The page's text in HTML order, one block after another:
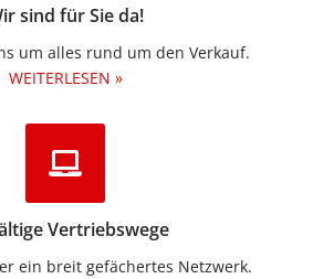
sind für Sie da!
um alles rund um den Verkauf.
WEITERLESEN »
Vertriebswege
ein breit gefächertes Netzwerk.